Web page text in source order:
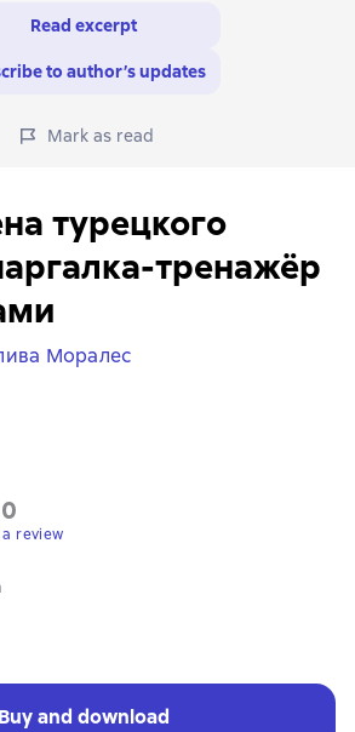
Read excerpt
to author’s updates
Mark as read
турецкого
тренажёр
Моралес
0
a review
Buy and download